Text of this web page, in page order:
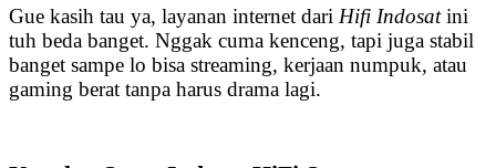
Gue kasih tau ya, layanan internet dari Hifi Indosatini
tuh beda banget. Nggak cuma kenceng, tapi juga stabil
banget sampe lo bisa streaming, kerjaan numpuk, atau
gaming berat tanpa harus drama lagi.